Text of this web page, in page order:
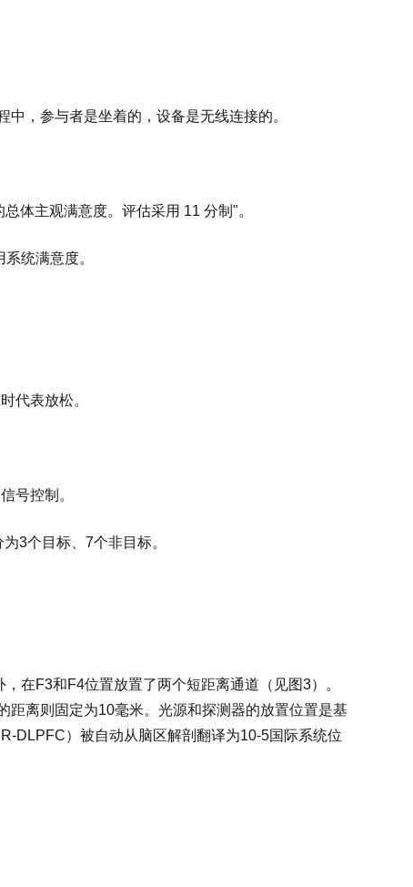
，参与者是坐着的，设备是无线连接的。
体主观满意度。评估采用 11 分制"。
统满意度。
代表放松。
号控制。
3个目标、7个非目标。
在F3和F4位置放置了两个短距离通道（见图3）。
距离则固定为10毫米。光源和探测器的放置位置是基
DLPFC）被自动从脑区解剖翻译为10-5国际系统位